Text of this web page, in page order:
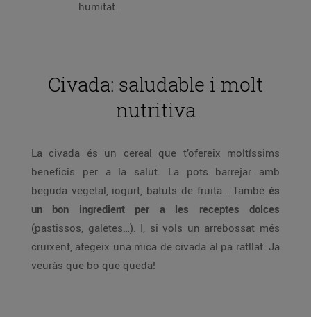
humitat.
Civada: saludable i molt
nutritiva
La civada és un cereal que t’ofereix moltíssims
beneficis per a la salut. La pots barrejar amb
beguda vegetal, iogurt, batuts de fruita… També és
un bon ingredient per a les receptes dolces
(pastissos, galetes…). I, si vols un arrebossat més
cruixent, afegeix una mica de civada al pa ratllat. Ja
veuràs que bo que queda!